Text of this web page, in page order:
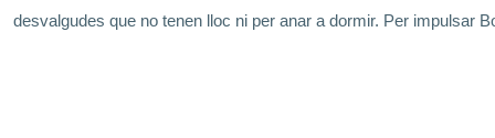
desvalgudes que no tenen lloc ni per anar a dormir. Per impulsar